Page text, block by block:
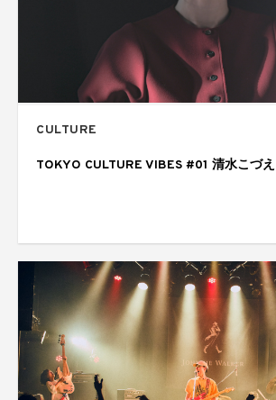
CULTURE
TOKYO CULTURE VIBES #01 清水こづえ